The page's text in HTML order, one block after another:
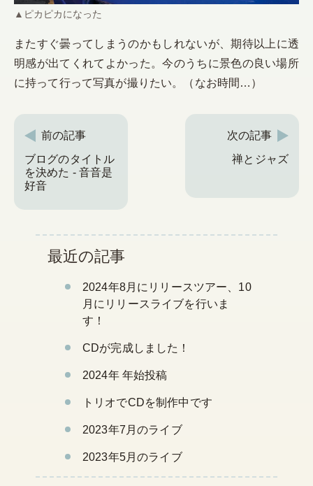
▲ ピカピカになった
またすぐ曇ってしまうのかもしれないが、期待以上に透
明感が出てくれてよかった。今のうちに景色の良い場所
に持って行って写真が撮りたい。（なお時間…）
前の記事
ブログのタイトル
を決めた - 音音是
好音
次の記事
禅とジャズ
最近の記事
2024年8月にリリースツアー、10
月にリリースライブを行いま
す！
CDが完成しました！
2024年 年始投稿
トリオでCDを制作中です
2023年7月のライブ
2023年5月のライブ